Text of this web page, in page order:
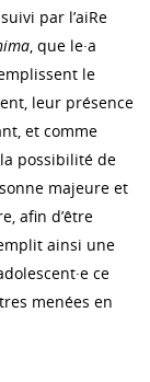
par l’aiRe
, que le·a
le
leur présence
et comme
possibilité de
majeure et
afin d’être
ainsi une
ce
menées en